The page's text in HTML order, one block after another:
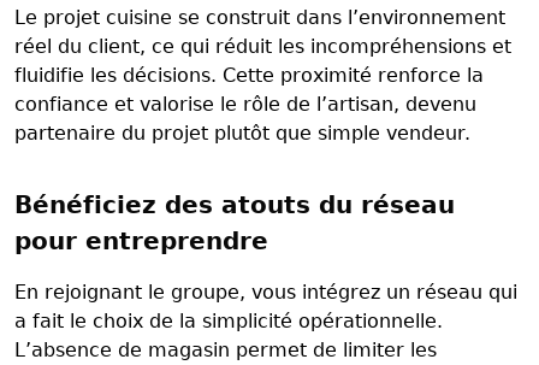
Le projet cuisine se construit dans l’environnement
réel du client, ce qui réduit les incompréhensions et
fluidifie les décisions. Cette proximité renforce la
confiance et valorise le rôle de l’artisan, devenu
partenaire du projet plutôt que simple vendeur.
Bénéficiez des atouts du réseau
pour entreprendre
En rejoignant le groupe, vous intégrez un réseau qui
a fait le choix de la simplicité opérationnelle.
L’absence de magasin permet de limiter les